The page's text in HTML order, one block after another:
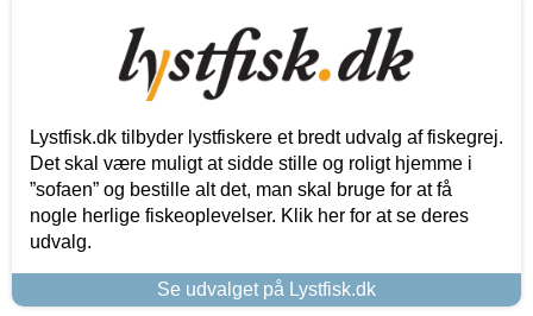
Lystfisk.dk tilbyder lystfiskere et bredt udvalg af fiskegrej.
Det skal være muligt at sidde stille og roligt hjemme i
”sofaen” og bestille alt det, man skal bruge for at få
nogle herlige fiskeoplevelser. Klik her for at se deres
udvalg.
Se udvalget på Lystfisk.dk